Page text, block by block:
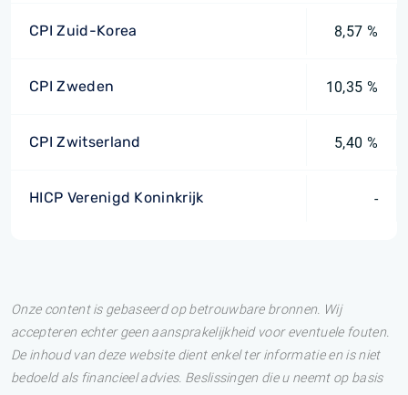
CPI Zuid-Korea 8,57 %
CPI Zweden 10,35 %
CPI Zwitserland 5,40 %
HICP Verenigd Koninkrijk -
Onze content is gebaseerd op betrouwbare bronnen. Wij
accepteren echter geen aansprakelijkheid voor eventuele fouten.
De inhoud van deze website dient enkel ter informatie en is niet
bedoeld als financieel advies. Beslissingen die u neemt op basis